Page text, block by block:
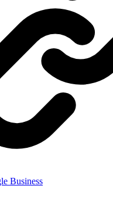
Business